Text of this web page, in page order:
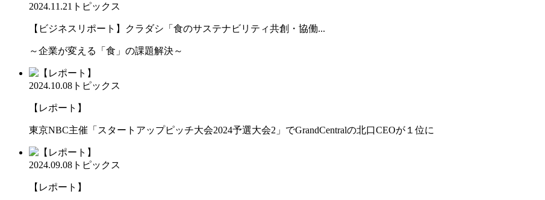
2024.11.21 トピックス
【ビジネスリポート】クラダシ「食のサステナビリティ共創・協働...
～企業が変える「食」の課題解決～
2024.10.08 トピックス
【レポート】
東京NBC主催「スタートアップピッチ大会2024予選大会2」でGrandCentralの北口CEOが１位に
2024.09.08 トピックス
【レポート】